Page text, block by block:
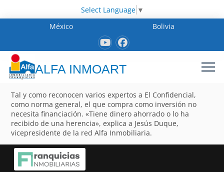
Select Language ▼
México
Bolivia
ALFA INMOART
Tal y como reconocen varios expertos a El Confidencial,
como norma general, el que compra como inversión no
necesita financiación. «Tiene dinero ahorrado o lo ha
recibido de una herencia», explica a Jesús Duque,
vicepresidente de la red Alfa Inmobiliaria.